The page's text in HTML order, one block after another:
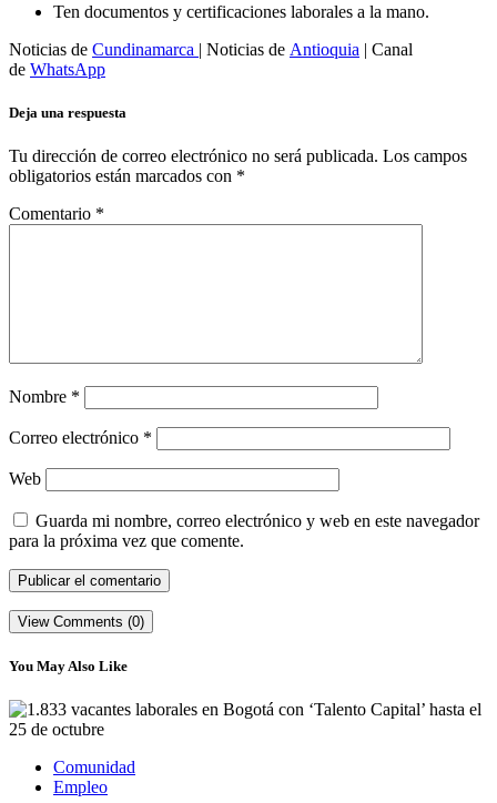
Ten documentos y certificaciones laborales a la mano.
Noticias de Cundinamarca | Noticias de Antioquia | Canal
de WhatsApp
Deja una respuesta
Tu dirección de correo electrónico no será publicada. Los campos
obligatorios están marcados con *
Comentario *
Nombre *
Correo electrónico *
Web
Guarda mi nombre, correo electrónico y web en este navegador
para la próxima vez que comente.
View Comments (0)
You May Also Like
Comunidad
Empleo